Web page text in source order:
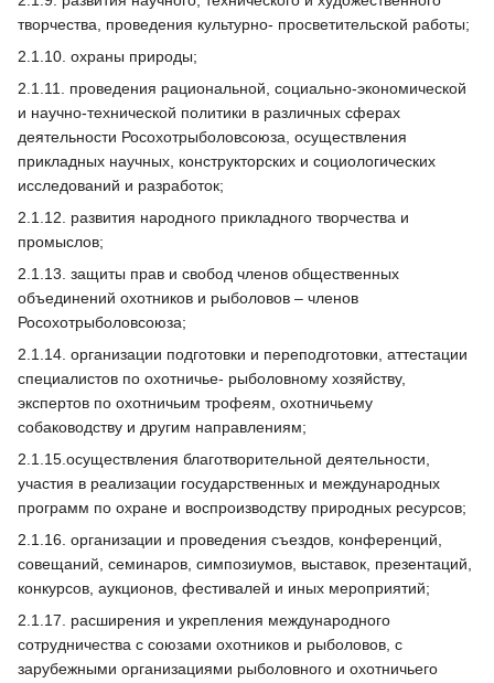
творчества, проведения культурно- просветительской работы;
2.1.10. охраны природы;
2.1.11. проведения рациональной, социально-экономической
и научно-технической политики в различных сферах
деятельности Росохотрыболовсоюза, осуществления
прикладных научных, конструкторских и социологических
исследований и разработок;
2.1.12. развития народного прикладного творчества и
промыслов;
2.1.13. защиты прав и свобод членов общественных
объединений охотников и рыболовов – членов
Росохотрыболовсоюза;
2.1.14. организации подготовки и переподготовки, аттестации
специалистов по охотничье- рыболовному хозяйству,
экспертов по охотничьим трофеям, охотничьему
собаководству и другим направлениям;
2.1.15.осуществления благотворительной деятельности,
участия в реализации государственных и международных
программ по охране и воспроизводству природных ресурсов;
2.1.16. организации и проведения съездов, конференций,
совещаний, семинаров, симпозиумов, выставок, презентаций,
конкурсов, аукционов, фестивалей и иных мероприятий;
2.1.17. расширения и укрепления международного
сотрудничества с союзами охотников и рыболовов, с
зарубежными организациями рыболовного и охотничьего